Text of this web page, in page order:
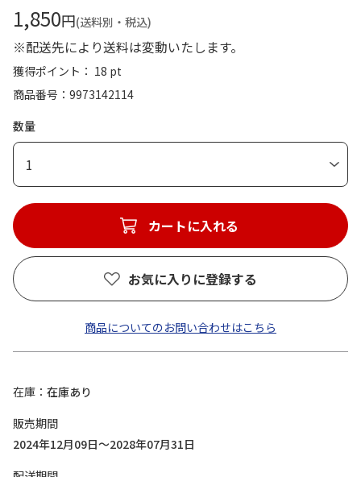
1,850円(送料別・税込)
※配送先により送料は変動いたします。
獲得ポイント： 18 pt
商品番号
9973142114
数量
1
カートに入れる
お気に入りに登録する
商品についてのお問い合わせはこちら
在庫
在庫あり
販売期間
2024年12月09日～2028年07月31日